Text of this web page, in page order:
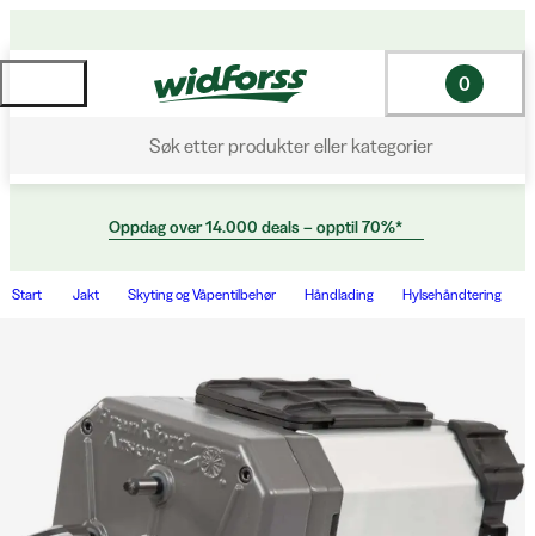
Søk etter produkter eller kategorier
0
Oppdag over 14.000 deals – opptil 70%*
Start Jakt Skyting og Våpentilbehør Håndlading Hylsehåndtering